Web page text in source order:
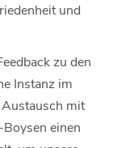
und
zu den
Instanz im
mit
einen